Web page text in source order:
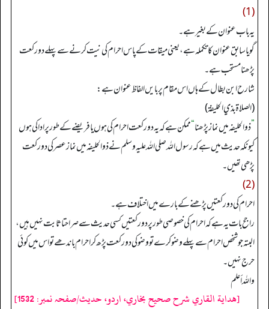
(1)
یہ باب عنوان کے بغیر ہے۔
گویا سابق عنوان کا تکملہ ہے، یعنی میقات کے پاس احرام کی نیت کرنے سے پہلے دو رکعت
پڑھنا مستحب ہے۔
شارح ابن بطال کے ہاں اس مقام پر بایں الفاظ عنوان ہے:
(الصلاة بذي الحليفة)
”ذوالحلیفہ میں نماز پڑھنا“ممکن ہے کہ یہ دو رکعت احرام کی ہوں یا فریضے کے طور پر ادا کی ہوں
کیونکہ حدیث میں ہے کہ رسول اللہ صلی اللہ علیہ وسلم نے ذوالحلیفہ میں نماز عصر کی دو رکعت
پڑھی تھیں۔
(2)
احرام کی دو رکعتیں پڑھنے کے بارے میں اختلاف ہے۔
راجح بات یہ ہے کہ احرام کی خصوصی طور پر دو رکعتیں کسی حدیث سے صراحتا ثابت نہیں ہیں،
البتہ جو شخص احرام سے پہلے وضو کرے تو وضو کی دو رکعت پڑھ کر احرام باندھے تو اس میں کوئی
حرج نہیں۔
واللہ أعلم
[هداية القاري شرح صحيح بخاري، اردو، حدیث/صفحہ نمبر: 1532]